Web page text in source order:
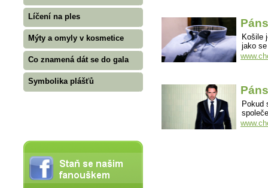
Líčení na ples
Mýty a omyly v kosmetice
Co znamená dát se do gala
Symbolika plášťů
Košile
jako
Pokud